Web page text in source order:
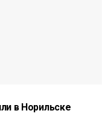
в Норильске